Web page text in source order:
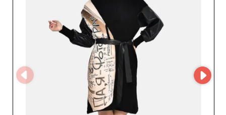
ágil e profissional. As equipes são dedicadas a
acompanhar suas compras e a fornecer conselhos
relacionados às suas necessidades específicas. Além
disso, a plataforma MicroStore, usada por Rose Mode,
facilita muito o processo de compra online, oferecendo
uma experiência de usuário suave e intuitiva que
simplifica suas reposições. Optar por Rose Mode
também significa escolher a tranquilidade de um
parceiro confiável que faz questão de respeitar seus
prazos de entrega, um critério crucial no setor de prêt-à-
porter, onde a rapidez é essencial. Não perca a
oportunidade de colaborar com um atacadista que
combina moda, qualidade e serviço para impulsionar sua
atividade de varejo para novos patamares. Confie em